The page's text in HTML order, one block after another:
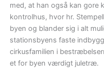
med, at han også kan gore
kontrolhus, hvor hr.
byen og blander sig i alt
stationsbyens faste
cirkusfamilien i
et for byen værdigt juletræ.